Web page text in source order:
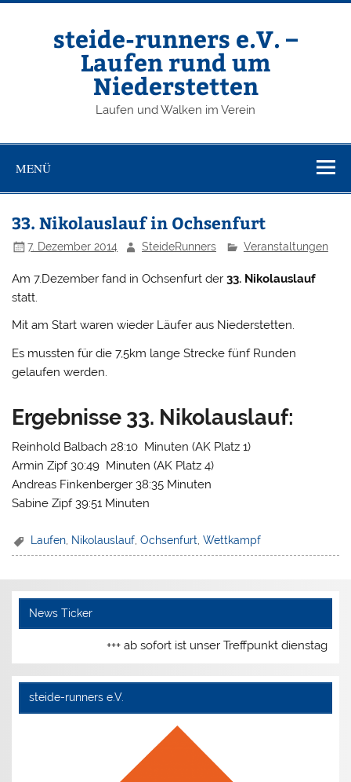
Zum
steide-runners e.V. –
Laufen rund um
Niederstetten
Laufen und Walken im Verein
MENÜ
33. Nikolauslauf in Ochsenfurt
7. Dezember 2014 SteideRunners Veranstaltungen
Am 7.Dezember fand in Ochsenfurt der33. Nikolauslauf
statt.
Mit am Start waren wieder Läufer aus Niederstetten.
Es mussten für die 7,5km lange Strecke fünf Runden
gelaufen werden.
Ergebnisse 33. Nikolauslauf:
Reinhold Balbach 28:10 Minuten (AK Platz 1)
Armin Zipf 30:49 Minuten (AK Platz 4)
Andreas Finkenberger 38:35 Minuten
Sabine Zipf 39:51 Minuten
Laufen Nikolauslauf ,Ochsenfurt ,Wettkampf
News Ticker
+++ ab sofort ist unser Treffpunkt dienstags
steide-runners e.V.